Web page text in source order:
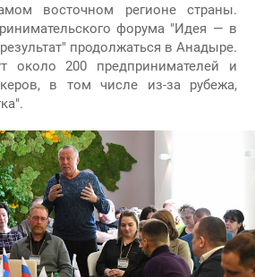
восточном регионе страны.
форума "Идея — в
продолжаться в Анадыре.
около 200 предпринимателей и
в том числе из-за рубежа,